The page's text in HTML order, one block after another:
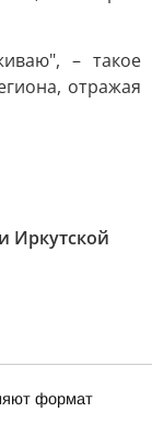
– такое
отражая
Иркутской
формат